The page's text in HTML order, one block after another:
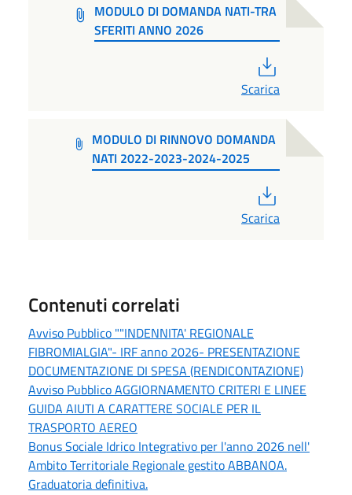
MODULO DI DOMANDA NATI-TRA
SFERITI ANNO 2026
Scarica
MODULO DI RINNOVO DOMANDA
NATI 2022-2023-2024-2025
Scarica
Contenuti correlati
Avviso Pubblico ""INDENNITA' REGIONALE
FIBROMIALGIA"- IRF anno 2026- PRESENTAZIONE
DOCUMENTAZIONE DI SPESA (RENDICONTAZIONE)
Avviso Pubblico AGGIORNAMENTO CRITERI E LINEE
GUIDA AIUTI A CARATTERE SOCIALE PER IL
TRASPORTO AEREO
Bonus Sociale Idrico Integrativo per l'anno 2026 nell'
Ambito Territoriale Regionale gestito ABBANOA.
Graduatoria definitiva.